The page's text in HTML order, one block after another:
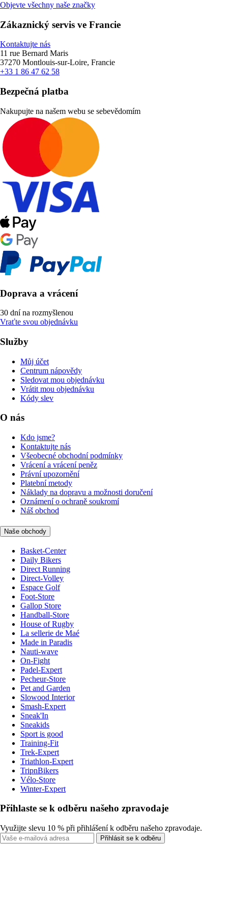
Objevte všechny naše značky
Zákaznický servis ve Francie
Kontaktujte nás
11 rue Bernard Maris
37270 Montlouis-sur-Loire, Francie
+33 1 86 47 62 58
Bezpečná platba
Nakupujte na našem webu se sebevědomím
Doprava a vrácení
30 dní na rozmyšlenou
Vraťte svou objednávku
Služby
Můj účet
Centrum nápovědy
Sledovat mou objednávku
Vrátit mou objednávku
Kódy slev
O nás
Kdo jsme?
Kontaktujte nás
Všeobecné obchodní podmínky
Vrácení a vrácení peněz
Právní upozornění
Platební metody
Náklady na dopravu a možnosti doručení
Oznámení o ochraně soukromí
Náš obchod
Naše obchody
Basket-Center
Daily Bikers
Direct Running
Direct-Volley
Espace Golf
Foot-Store
Gallop Store
Handball-Store
House of Rugby
La sellerie de Maé
Made in Paradis
Nauti-wave
On-Fight
Padel-Expert
Pecheur-Store
Pet and Garden
Slowood Interior
Smash-Expert
Sneak'In
Sneakids
Sport is good
Training-Fit
Trek-Expert
Triathlon-Expert
TripnBikers
Vélo-Store
Winter-Expert
Přihlaste se k odběru našeho zpravodaje
Využijte slevu 10 % při přihlášení k odběru našeho zpravodaje.
Přihlásit se k odběru